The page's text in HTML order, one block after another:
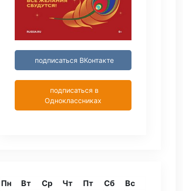
подписаться ВКонтакте
подписаться в
Одноклассниках
Пн Вт Ср Чт Пт Сб Вс